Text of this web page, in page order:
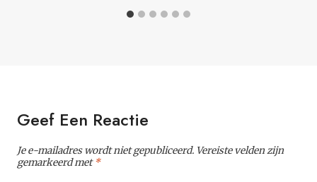
Geef Een Reactie
Je e-mailadres wordt niet gepubliceerd. Vereiste velden zijn
gemarkeerd met*